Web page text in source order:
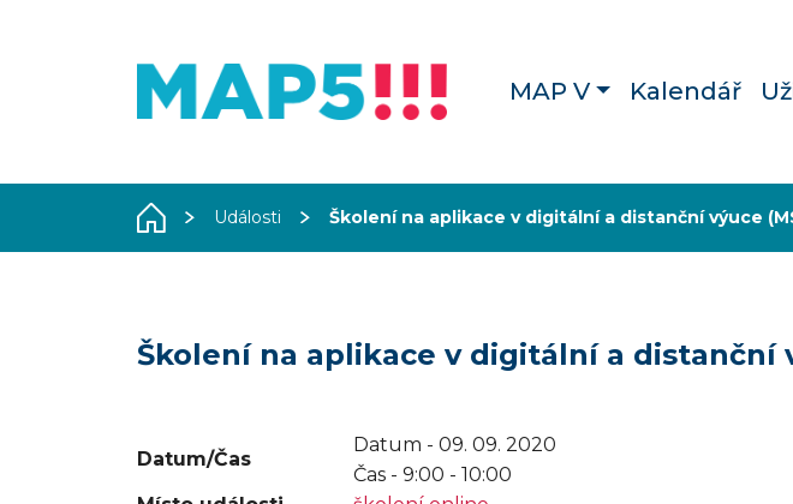
MAP V Kalendář
Události Školení na aplikace v digitální a distanční výuce
Školení na aplikace v digitální a distanční
Datum/Čas
Datum - 09. 09. 2020
Čas - 9:00 - 10:00